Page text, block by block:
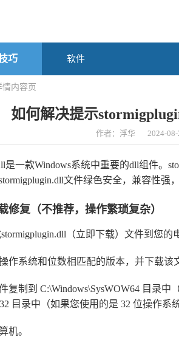
巧 软件
情内容页
如何解决提示
作者：浮华 2024-
是一款Windows系统中重要的dll组件。
文件绿色安全，兼容性强
修复（不推荐，操作繁琐复杂）
stormigplugin.dll（立即下载） 文件到您的
作系统和位数相匹配的版本，并下载该
复制到 C:\Windows\SysWOW64 目录
目录中（如果您使用的是 32 位操作系
机。